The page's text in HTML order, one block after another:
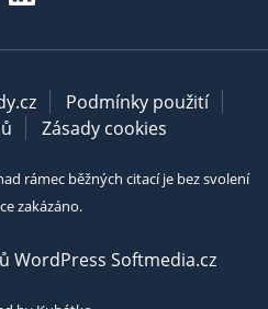
Podmínky použití
Zásady cookies
rámec běžných citací je bez svolení
zakázáno.
WordPress Softmedia.cz